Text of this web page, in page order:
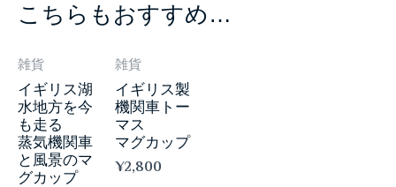
こちらもおすすめ…
雑貨
イギリス湖
水地方を今
も走る
蒸気機関車
と風景のマ
グカップ
雑貨
イギリス製
機関車トー
マス
マグカップ
¥2,800